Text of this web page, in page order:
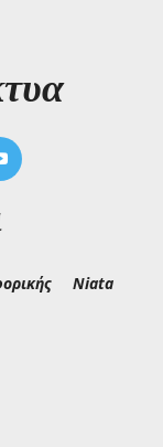
Niata